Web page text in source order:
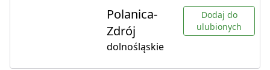
Polanica-
Zdrój
dolnośląskie
Dodaj do
ulubionych